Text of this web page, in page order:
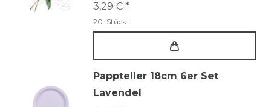
3,29 € *
20 Stück
Pappteller 18cm 6er Set
Lavendel